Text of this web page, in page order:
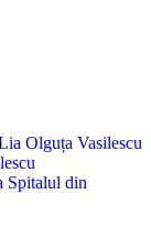
Olguța Vasilescu
Spitalul din